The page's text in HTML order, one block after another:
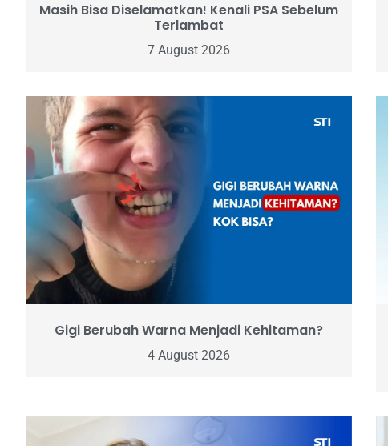
Masih Bisa Diselamatkan! Kenali PSA Sebelum
Terlambat
7 August 2026
Gigi Berubah Warna Menjadi Kehitaman?
4 August 2026